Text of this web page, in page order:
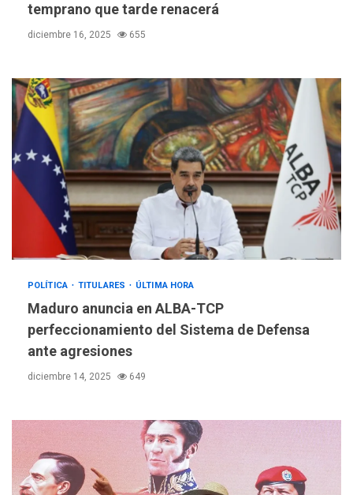
temprano que tarde renacerá
diciembre 16, 2025 655
POLÍTICA TITULARES ÚLTIMA HORA
Maduro anuncia en ALBA-TCP
perfeccionamiento del Sistema de Defensa
ante agresiones
diciembre 14, 2025 649